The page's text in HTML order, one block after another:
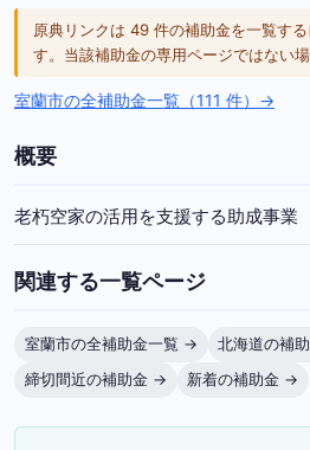
原典リンクは 49 件の補助金を一覧す
す。当該補助金の専用ページではない場
室蘭市の全補助金一覧（111 件）→
概要
老朽空家の活用を支援する助成事業
関連する一覧ページ
室蘭市の全補助金一覧 →
北海道の補
締切間近の補助金 →
新着の補助金 →